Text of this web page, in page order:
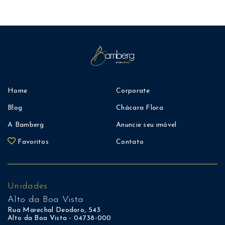
Home
Blog
A Bamberg
Favoritos
Corporate
Chácara Flora
Anuncie seu imóvel
Contato
Unidades
Alto da Boa Vista
Rua Marechal Deodoro, 543
Alto da Boa Vista - 04738-000